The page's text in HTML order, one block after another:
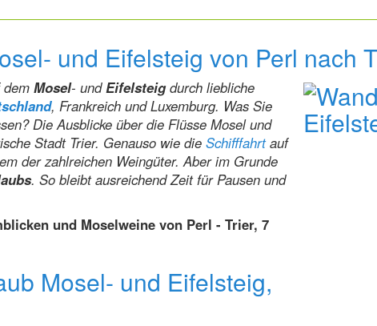
und Eifelsteig von Perl nach
Mosel- undEifelsteigdurch liebliche
, Frankreich und Luxemburg. Was Sie
Die Ausblicke über die Flüsse Mosel und
Stadt Trier. Genauso wie die Schifffahrtauf
der zahlreichen Weingüter. Aber im Grunde
. So bleibt ausreichend Zeit für Pausen und
und Moselweine von Perl - Trier, 7
Mosel- und Eifelsteig,